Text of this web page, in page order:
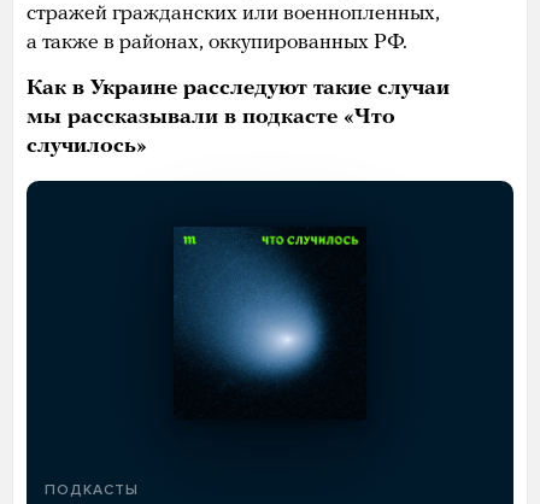
стражей гражданских или военнопленных,
а также в районах, оккупированных РФ.
Как в Украине расследуют такие случаи
мы рассказывали в подкасте «Что
случилось»
ПОДКАСТЫ